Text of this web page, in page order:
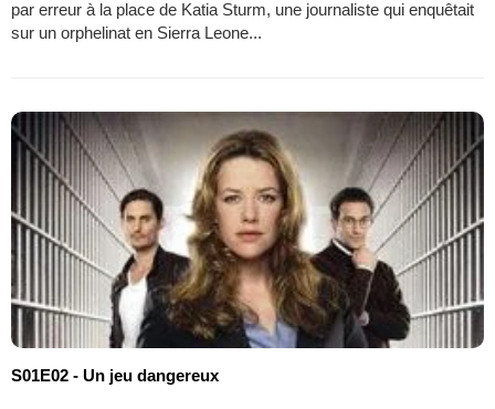
par erreur à la place de Katia Sturm, une journaliste qui enquêtait
sur un orphelinat en Sierra Leone...
S01E02 - Un jeu dangereux